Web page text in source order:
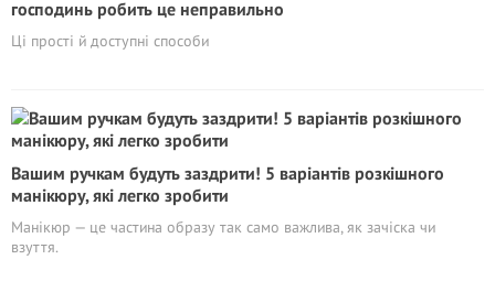
господинь робить це неправильно
Ці прості й доступні способи
Вашим ручкам будуть заздрити! 5 варіантів розкішного
манікюру, які легко зробити
Манікюр — це частина образу так само важлива, як зачіска чи
взуття.